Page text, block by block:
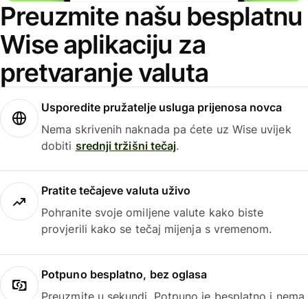
Preuzmite našu besplatnu
Wise aplikaciju za
pretvaranje valuta
Usporedite pružatelje usluga prijenosa novca
Nema skrivenih naknada pa ćete uz Wise uvijek
dobiti srednji tržišni tečaj.
Pratite tečajeve valuta uživo
Pohranite svoje omiljene valute kako biste
provjerili kako se tečaj mijenja s vremenom.
Potpuno besplatno, bez oglasa
Preuzmite u sekundi. Potpuno je besplatno i nema